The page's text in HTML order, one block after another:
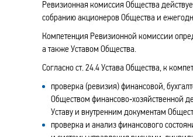
Ревизионная комиссия Общества
собранию акционеров Общества и
Компетенция Ревизионной комиссии
а также Уставом Общества.
Согласно ст. 24.4 Устава Общества, к
проверка (ревизия) финансовой,
Обществом финансово‑хозяйственной
Уставу и внутренним документам
проверка и анализ финансового